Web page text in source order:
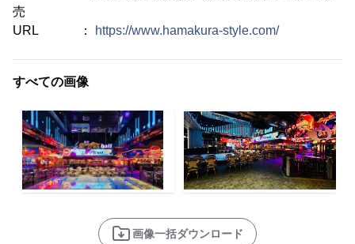
売
URL ：
https://www.hamakura-style.com/
すべての画像
画像一括ダウンロード